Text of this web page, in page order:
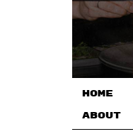
HOME
ABOUT